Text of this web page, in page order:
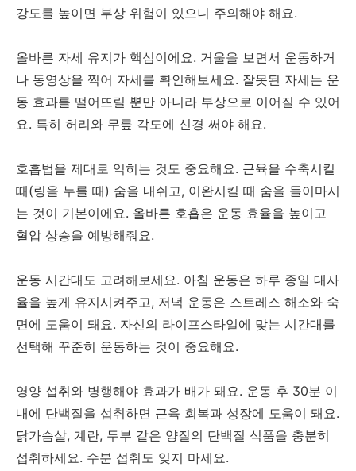
강도를 높이면 부상 위험이 있으니 주의해야 해요.
올바른 자세 유지가 핵심이에요. 거울을 보면서 운동하거
나 동영상을 찍어 자세를 확인해보세요. 잘못된 자세는 운
동 효과를 떨어뜨릴 뿐만 아니라 부상으로 이어질 수 있어
요. 특히 허리와 무릎 각도에 신경 써야 해요.
호흡법을 제대로 익히는 것도 중요해요. 근육을 수축시킬
때(링을 누를 때) 숨을 내쉬고, 이완시킬 때 숨을 들이마시
는 것이 기본이에요. 올바른 호흡은 운동 효율을 높이고
혈압 상승을 예방해줘요.
운동 시간대도 고려해보세요. 아침 운동은 하루 종일 대사
율을 높게 유지시켜주고, 저녁 운동은 스트레스 해소와 숙
면에 도움이 돼요. 자신의 라이프스타일에 맞는 시간대를
선택해 꾸준히 운동하는 것이 중요해요.
영양 섭취와 병행해야 효과가 배가 돼요. 운동 후 30분 이
내에 단백질을 섭취하면 근육 회복과 성장에 도움이 돼요.
닭가슴살, 계란, 두부 같은 양질의 단백질 식품을 충분히
섭취하세요. 수분 섭취도 잊지 마세요.